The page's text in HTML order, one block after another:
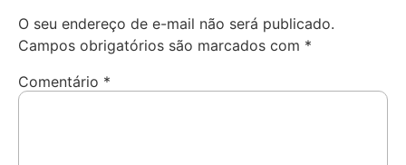
O seu endereço de e-mail não será publicado.
Campos obrigatórios são marcados com *
Comentário *